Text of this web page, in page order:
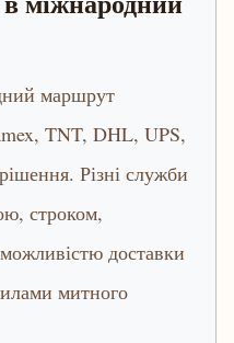
маршрут
TNT, DHL, UPS,
Різні служби
строком,
доставки
митного